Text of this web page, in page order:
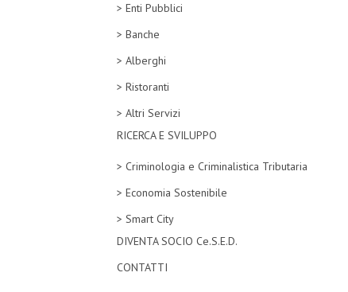
> Enti Pubblici
> Banche
> Alberghi
> Ristoranti
> Altri Servizi
RICERCA E SVILUPPO
> Criminologia e Criminalistica Tributaria
> Economia Sostenibile
> Smart City
DIVENTA SOCIO Ce.S.E.D.
CONTATTI